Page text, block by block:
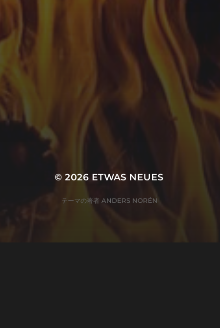
© 2026 ETWAS NEUES
テーマの著者 ANDERS NORÉN